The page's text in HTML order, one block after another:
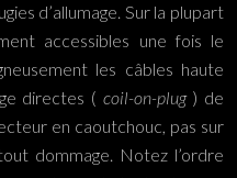
d’allumage. Sur la plupart
accessibles une fois le
les câbles haute
directes ( coil-on-plug ) de
en caoutchouc, pas sur
dommage. Notez l’ordre